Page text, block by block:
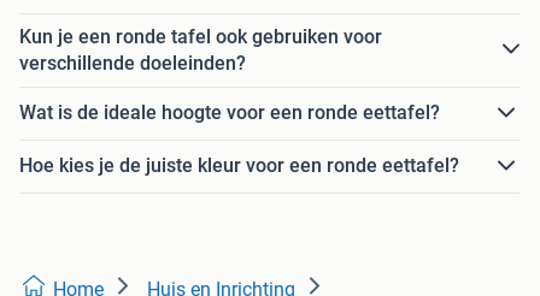
Kun je een ronde tafel ook gebruiken voor
verschillende doeleinden?
Wat is de ideale hoogte voor een ronde eettafel?
Hoe kies je de juiste kleur voor een ronde eettafel?
Home Huis en Inrichting